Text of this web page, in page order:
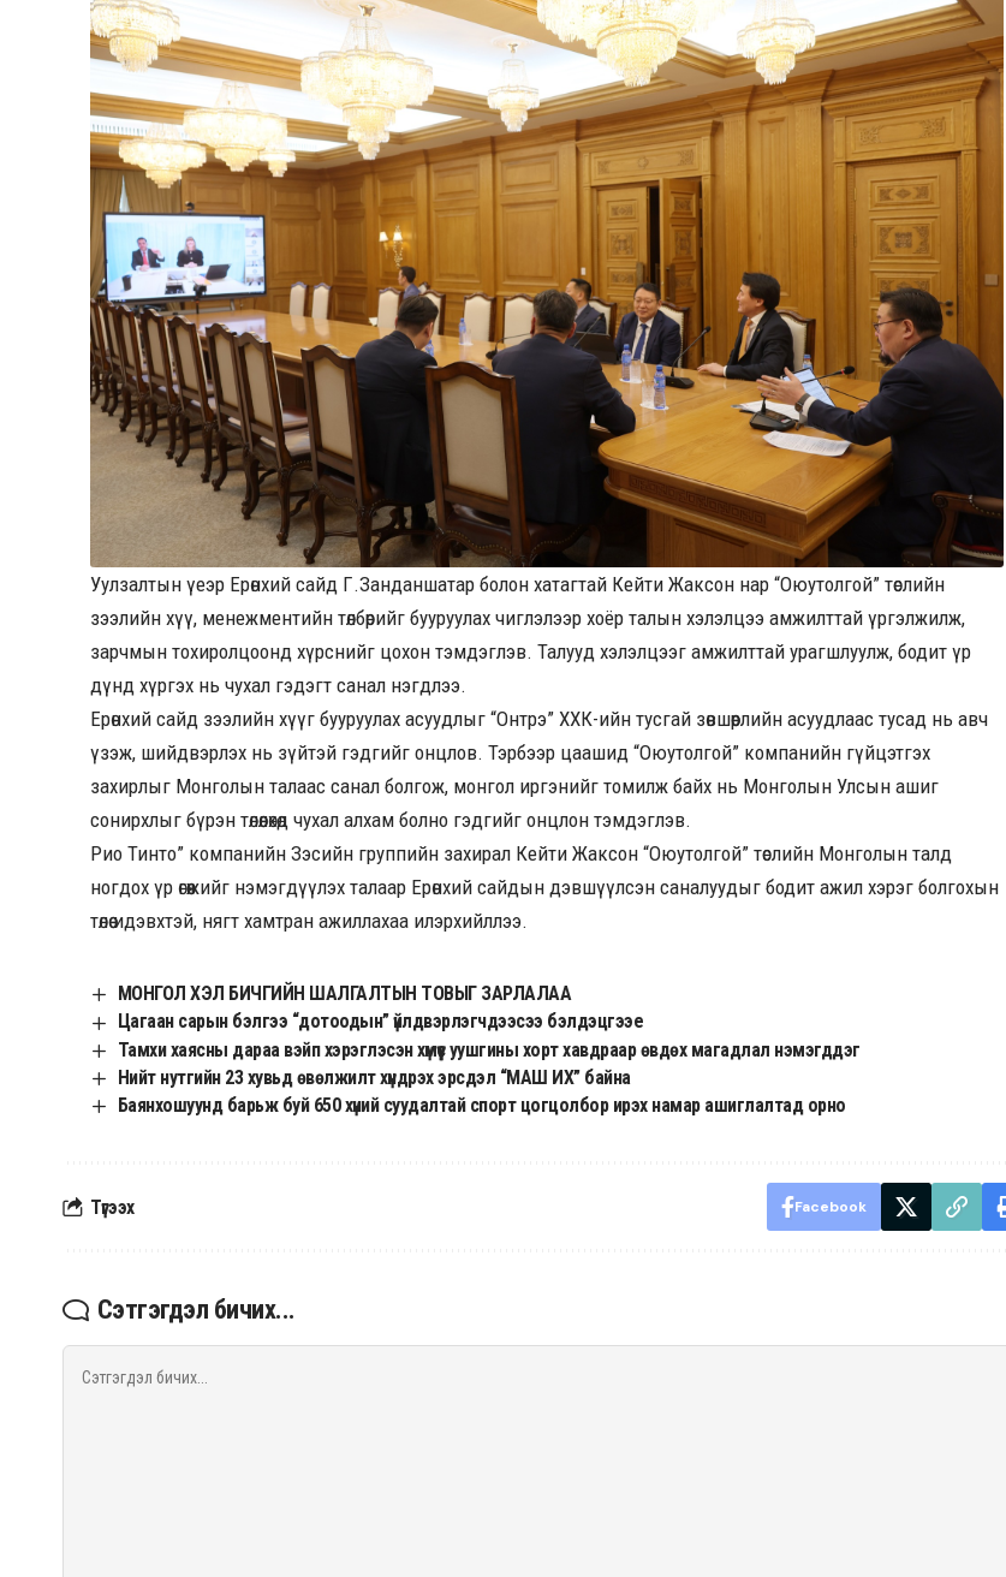
Уулзалтын үеэр Ерөнхий сайд Г.Занданшатар болон хатагтай Кейти Жаксон нар “Оюутолгой” төслийн
зээлийн хүү, менежментийн төлбөрийг бууруулах чиглэлээр хоёр талын хэлэлцээ амжилттай үргэлжилж,
зарчмын тохиролцоонд хүрснийг цохон тэмдэглэв. Талууд хэлэлцээг амжилттай урагшлуулж, бодит үр
дүнд хүргэх нь чухал гэдэгт санал нэгдлээ.
Ерөнхий сайд зээлийн хүүг бууруулах асуудлыг “Онтрэ” ХХК-ийн тусгай зөвшөөрлийн асуудлаас тусад нь авч
үзэж, шийдвэрлэх нь зүйтэй гэдгийг онцлов. Тэрбээр цаашид “Оюутолгой” компанийн гүйцэтгэх
захирлыг Монголын талаас санал болгож, монгол иргэнийг томилж байх нь Монголын Улсын ашиг
сонирхлыг бүрэн төлөөлөхөд чухал алхам болно гэдгийг онцлон тэмдэглэв.
Рио Тинто” компанийн Зэсийн группийн захирал Кейти Жаксон “Оюутолгой” төслийн Монголын талд
ногдох үр өгөөжийг нэмэгдүүлэх талаар Ерөнхий сайдын дэвшүүлсэн саналуудыг бодит ажил хэрэг болгохын
төлөө идэвхтэй, нягт хамтран ажиллахаа илэрхийллээ.
МОНГОЛ ХЭЛ БИЧГИЙН ШАЛГАЛТЫН ТОВЫГ ЗАРЛАЛАА
Цагаан сарын бэлгээ “дотоодын” үйлдвэрлэгчдээсээ бэлдэцгээе
Тамхи хаясны дараа вэйп хэрэглэсэн хүмүүс уушгины хорт хавдраар өвдөх магадлал нэмэгддэг
Нийт нутгийн 23 хувьд өвөлжилт хүндрэх эрсдэл “МАШ ИХ” байна
Баянхошуунд барьж буй 650 хүний суудалтай спорт цогцолбор ирэх намар ашиглалтад орно
Түгээх Facebook
Сэтгэгдэл бичих...